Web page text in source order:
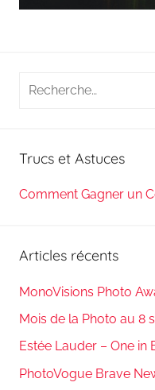
Recherche
Trucs et Astuces
Comment Gagner un
Articles récents
MonoVisions Photo
Mois de la Photo au 8
Estée Lauder – One in
PhotoVogue Brave